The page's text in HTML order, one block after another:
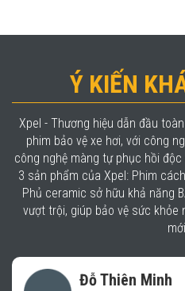
Ý KIẾN
Xpel - Thương hiệu dẫn đầu
phim bảo vệ xe hơi, với công
công nghệ màng tự phục hồi
3 sản phẩm của Xpel: Phim
Phủ ceramic sở hữu khả năng
vượt trội, giúp bảo vệ sức khỏe
Đỗ Thiên Minh